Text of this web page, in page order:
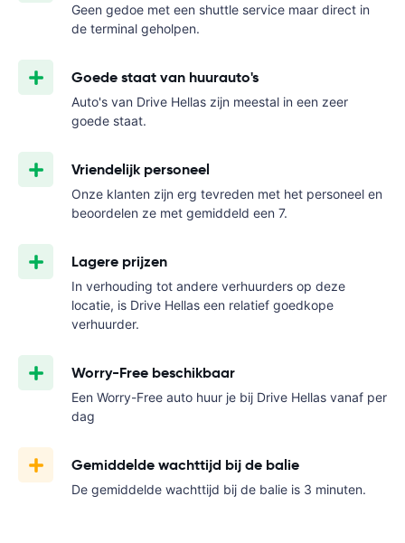
Geen gedoe met een shuttle service maar direct in
de terminal geholpen.
Goede staat van huurauto's
Auto's van Drive Hellas zijn meestal in een zeer
goede staat.
Vriendelijk personeel
Onze klanten zijn erg tevreden met het personeel en
beoordelen ze met gemiddeld een 7.
Lagere prijzen
In verhouding tot andere verhuurders op deze
locatie, is Drive Hellas een relatief goedkope
verhuurder.
Worry-Free beschikbaar
Een Worry-Free auto huur je bij Drive Hellas vanaf per
dag
Gemiddelde wachttijd bij de balie
De gemiddelde wachttijd bij de balie is 3 minuten.